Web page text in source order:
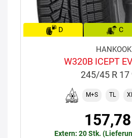
D C
HANKOOK
W320B ICEPT
245/45 R 17
M+S TL
Extern: 20 Stk.